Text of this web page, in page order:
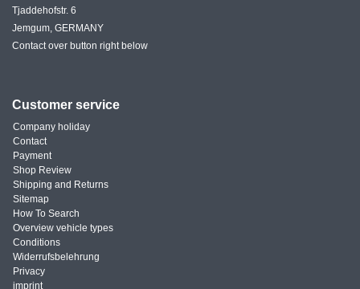
Tjaddehofstr. 6
Jemgum, GERMANY
Contact over button right below
Customer service
Company holiday
Contact
Payment
Shop Review
Shipping and Returns
Sitemap
How To Search
Overview vehicle types
Conditions
Widerrufsbelehrung
Privacy
imprint